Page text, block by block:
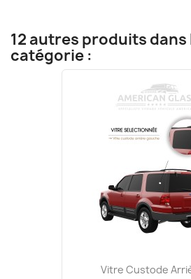
12 autres produits dans
catégorie :
Vitre Custode